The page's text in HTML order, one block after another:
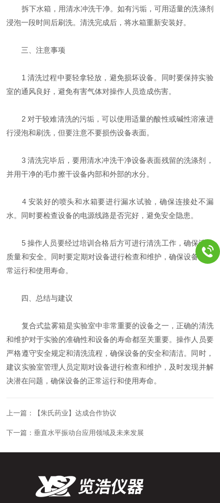
拆下水箱，用清水冲洗干净。如有污垢，可用适量的洗涤剂
浸泡一段时间后刷洗。清洗完成后，将水箱重新安装好。
三、注意事项
1 清洗过程中要轻拿轻放，避免损坏设备。同时要保持实验
室的通风良好，避免有害气体对操作人员造成伤害。
2 对于较难清洗的污垢，可以使用适量的酸性或碱性溶液进
行浸泡和刷洗，但要注意不要损伤设备表面。
3 清洗完毕后，要用清水冲洗干净设备表面残留的洗涤剂，
并用干净的毛巾擦干设备内部和外部的水分。
4 安装好的喷头和水箱要进行漏水试验，确保连接处不漏
水。同时要检查设备的电源线路是否完好，避免安全隐患。
5 操作人员要经过培训合格后方可进行清洗工作，确保清洗
质量和安全。同时要定期对设备进行检查和维护，确保设备的正
常运行和使用寿命。
四、总结与建议
复合式盐雾箱是实验室中非常重要的设备之一，正确的清洗
和维护对于实验的准确性和设备的寿命都至关重要。操作人员要
严格遵守安全规定和清洗流程，确保设备的安全和清洁。同时，
建议实验室管理人员定期对设备进行检查和维护，及时发现并解
决潜在问题，确保设备的正常运行和使用寿命。
上一篇： 【朱氏药业】达成合作协议
下一篇：垂直水平振动台应用领域及未来发展